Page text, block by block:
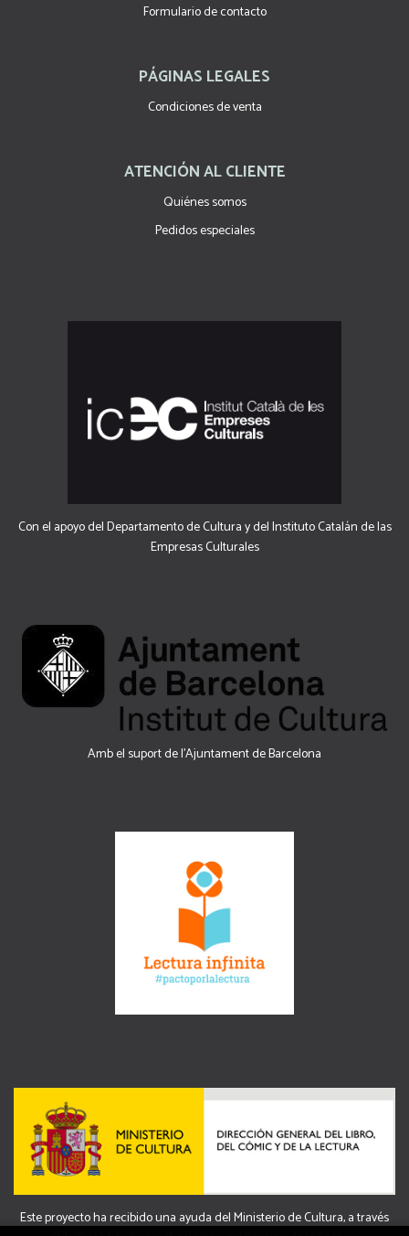
Formulario de contacto
PÁGINAS LEGALES
Condiciones de venta
ATENCIÓN AL CLIENTE
Quiénes somos
Pedidos especiales
Con el apoyo del Departamento de Cultura y del Instituto Catalán de las
Empresas Culturales
Amb el suport de l’Ajuntament de Barcelona
Este proyecto ha recibido una ayuda del Ministerio de Cultura, a través